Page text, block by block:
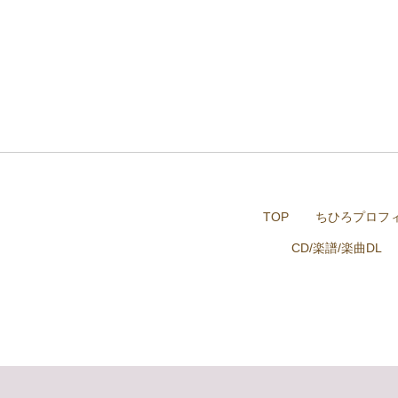
TOP ちひろプロフ
CD/楽譜/楽曲DL